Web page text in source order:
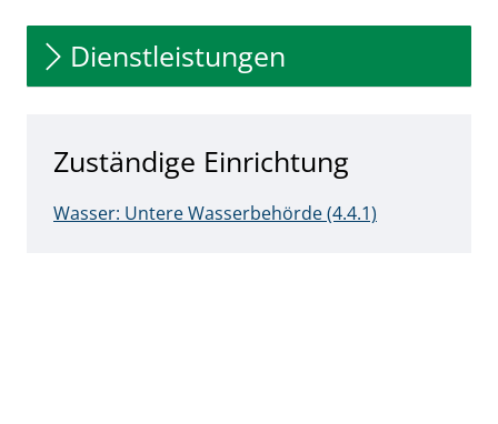
Dienstleistungen
Zuständige Einrichtung
Wasser: Untere Wasserbehörde (4.4.1)